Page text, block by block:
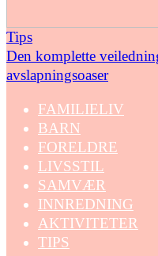
Tips
Den komplette
avslapningsoaser
FAMILIELIV
BARN
FORELDRE
LIVSSTIL
SAMVÆR
INNREDNING
AKTIVITETER
TIPS